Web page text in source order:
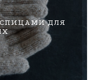
ДЛЯ